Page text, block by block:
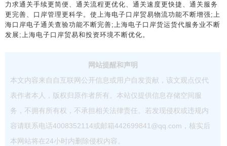
力求通关手续更简便、通关流程更优化、通关速度更快捷、通关服务
更完善、口岸管理更科学。使上海电子口岸贸易物流功能不断增强;上
海口岸电子通关查验功能不断完善;上海电子口岸货运货代服务业不断
发展;上海电子口岸贸易和投资环境不断优化。
网站提醒和声明
本文内容来自自互联网公开信息或用户自发贡献，该文观点仅代
表作者本人，版权归原作者所有。本站仅提供信息存储空间服
务，不拥有所有权，不承担相关法律责任。若发现侵权或违规内
容请联系电话4008352114或邮箱442699841@qq.com，核实后
本网站将在24小时内删除侵权内容。